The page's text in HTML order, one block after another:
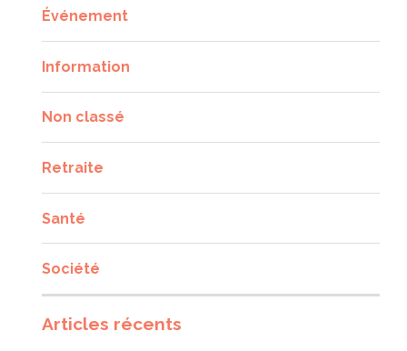
Événement
Information
Non classé
Retraite
Santé
Société
Articles récents